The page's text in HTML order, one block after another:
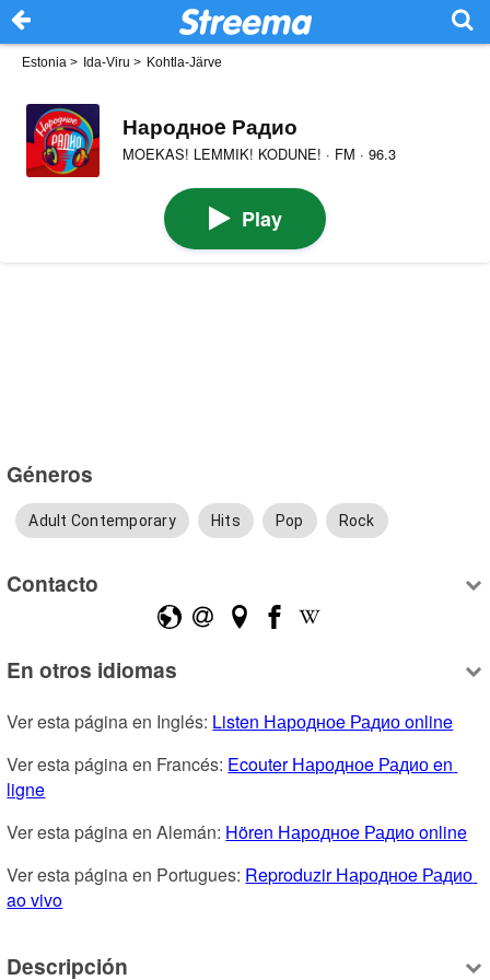
Estonia > Ida-Viru > Kohtla-Järve
Народноe Радио
MOEKAS! LEMMIK! KODUNE! · FM · 96.3
Play
Géneros
Adult Contemporary Hits Pop Rock
Contacto
En otros idiomas
Ver esta página en Inglés: Listen Народноe Радио online
Ver esta página en Francés: Ecouter Народноe Радио en
ligne
Ver esta página en Alemán: Hören Народноe Радио online
Ver esta página en Portugues: Reproduzir Народноe Радио
ao vivo
Descripción